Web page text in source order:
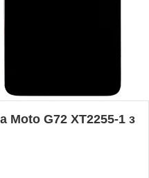
Moto G72 XT2255-1 з